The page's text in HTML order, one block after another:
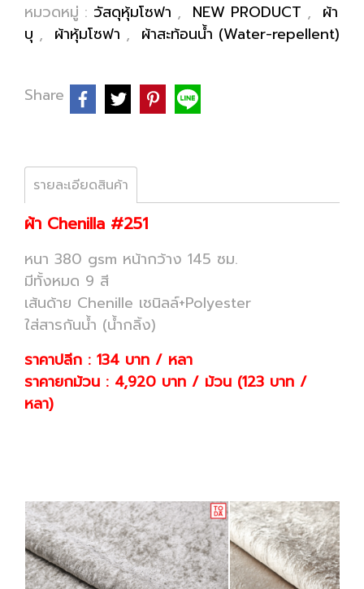
หมวดหมู่ : วัสดุหุ้มโซฟา , NEW PRODUCT , ผ้า
บุ , ผ้าหุ้มโซฟา , ผ้าสะท้อนน้ำ (Water-repellent)
Share
รายละเอียดสินค้า
ผ้า Chenilla #251
หนา 380 gsm หน้ากว้าง 145 ซม.
มีทั้งหมด 9 สี
เส้นด้าย Chenille เชนิลล์+Polyester
ใส่สารกันน้ำ (น้ำกลิ้ง)
ราคาปลีก : 134 บาท / หลา
ราคายกม้วน : 4,920 บาท / ม้วน (123 บาท /
หลา)